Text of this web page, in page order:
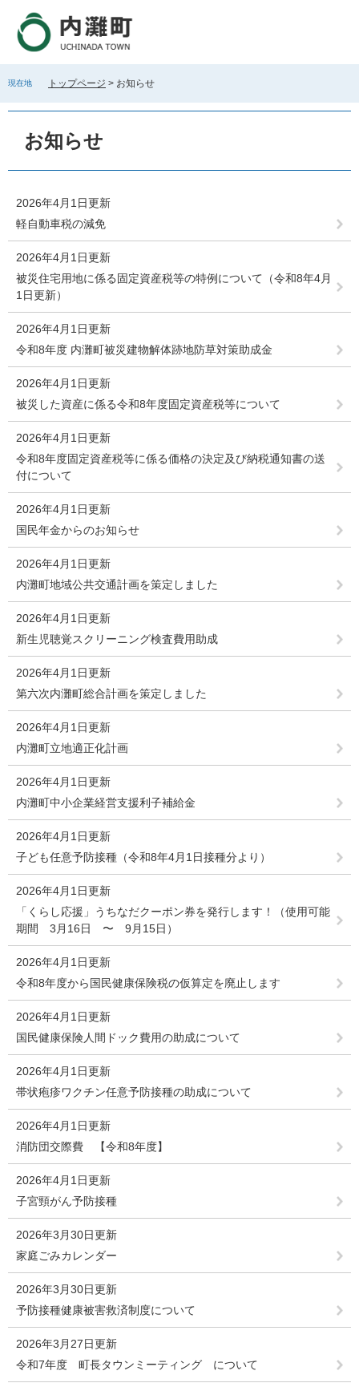
で
ば
現在地 トップページ > お知らせ
お知らせ
2026年4月1日更新
軽自動車税の減免
2026年4月1日更新
被災住宅用地に係る固定資産税等の特例について（令和8年4月
1日更新）
2026年4月1日更新
令和8年度 内灘町被災建物解体跡地防草対策助成金
2026年4月1日更新
被災した資産に係る令和8年度固定資産税等について
2026年4月1日更新
令和8年度固定資産税等に係る価格の決定及び納税通知書の送
付について
2026年4月1日更新
国民年金からのお知らせ
2026年4月1日更新
内灘町地域公共交通計画を策定しました
2026年4月1日更新
新生児聴覚スクリーニング検査費用助成
2026年4月1日更新
第六次内灘町総合計画を策定しました
2026年4月1日更新
内灘町立地適正化計画
2026年4月1日更新
内灘町中小企業経営支援利子補給金
2026年4月1日更新
子ども任意予防接種（令和8年4月1日接種分より）
2026年4月1日更新
「くらし応援」うちなだクーポン券を発行します！（使用可能
期間 3月16日 〜 9月15日）
2026年4月1日更新
令和8年度から国民健康保険税の仮算定を廃止します
2026年4月1日更新
国民健康保険人間ドック費用の助成について
2026年4月1日更新
帯状疱疹ワクチン任意予防接種の助成について
2026年4月1日更新
消防団交際費 【令和8年度】
2026年4月1日更新
子宮頸がん予防接種
2026年3月30日更新
家庭ごみカレンダー
2026年3月30日更新
予防接種健康被害救済制度について
2026年3月27日更新
令和7年度 町長タウンミーティング について